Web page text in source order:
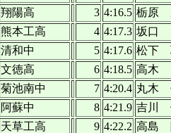
翔陽高 3 4:16.5 栃原
熊本工高 4 4:17.3 坂口
清和中 5 4:17.6 松下
文徳高 6 4:18.5 高木
菊池南中 7 4:20.4 丸木
阿蘇中 8 4:21.9 吉川
天草工高 9 4:22.2 高島